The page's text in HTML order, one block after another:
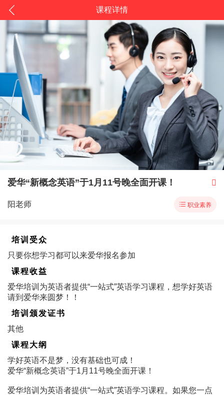
课程详情
爱华“新概念英语”于1月11号晚全面开课！ 
阳老师  职业素养
培训受众
只要你想学习都可以来爱华报名参加
课程收益
爱华培训为英语者提供“一站式”英语学习课程，想学好英语
请到爱华来圆梦！！
培训颁发证书
其他
课程大纲
学好英语不是梦，没有基础也可成！
爱华“新概念英语”于1月11号晚全面开课！
爱华培训为英语者提供“一站式”英语学习课程。如果您一点